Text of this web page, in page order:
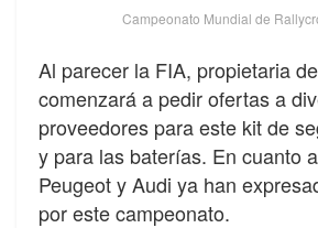
Campeonato Mundial de
Al parecer la FIA, propietaria
comenzará a pedir ofertas a
proveedores para este kit de
y para las baterías. En cuanto
Peugeot y Audi ya han
por este campeonato.